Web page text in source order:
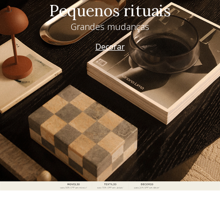
Pequenos rituais
Grandes mudanças
Decorar